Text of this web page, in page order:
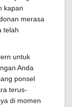
kapan
merasa
telah
untuk
Anda
ponsel
terus-
di momen